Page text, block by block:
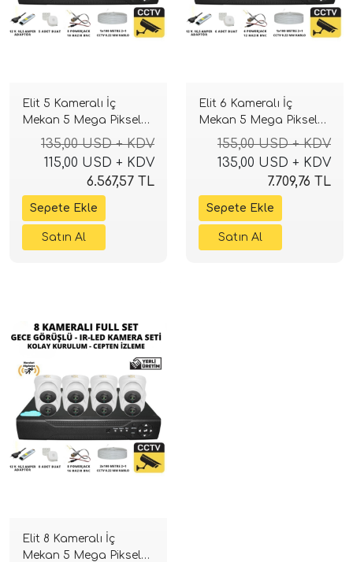
Elit 5 Kameralı İç
Mekan 5 Mega Piksel
Sony Lensli Full Paket
Güvenlik Sistemi
135,00 USD + KDV
115,00 USD + KDV
6.567,57 TL
Elit 6 Kameralı İç
Mekan 5 Mega Piksel
Sony Lensli Full Paket
Güvenlik Sistemi
155,00 USD + KDV
135,00 USD + KDV
7.709,76 TL
Elit 8 Kameralı İç
Mekan 5 Mega Piksel